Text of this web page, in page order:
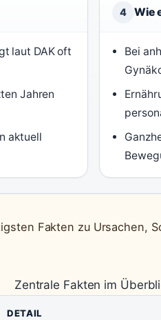
laut DAK oft
Jahren
aktuell
4 Wie
Bei
Fakten zu Ursachen,
Zentrale Fakten im
DETAIL